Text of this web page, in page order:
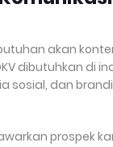
akan
dibutuhkan di
sosial, dan
prospek